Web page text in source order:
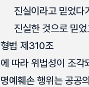
진실이라고 믿었다
진실한 것으로 믿
형법 제310조
에 따라 위법성이 조각
명예훼손 행위는 공공